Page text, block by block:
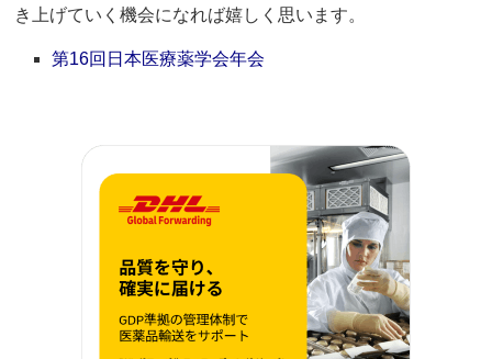
き上げていく機会になれば嬉しく思います。
第16回日本医療薬学会年会